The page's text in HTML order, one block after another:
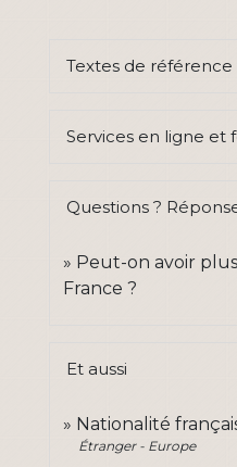
Textes de référence
Services en ligne et
Questions ?
Peut-on avoir
France ?
Et aussi
Nationalité
Étranger - Europe